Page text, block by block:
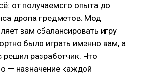
от получаемого опыта до
дропа предметов. Мод
вам сбалансировать игру
было играть именно вам, а
решил разработчик. Что
— назначение каждой